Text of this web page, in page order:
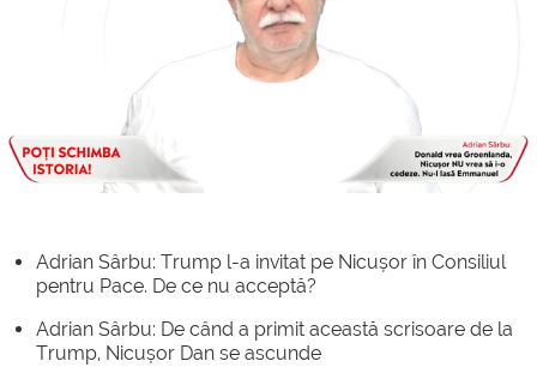
UnmuteLoaded:
Adrian Sârbu: Trump l-a invitat pe Nicușor în Consiliul
pentru Pace. De ce nu acceptă?
Adrian Sârbu: De când a primit această scrisoare de la
Trump, Nicușor Dan se ascunde